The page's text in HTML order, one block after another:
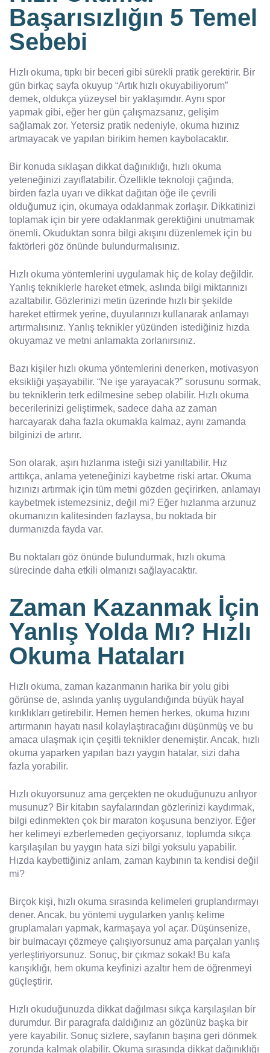
Başarısızlığın 5 Temel
Sebebi
Hızlı okuma, tıpkı bir beceri gibi sürekli pratik gerektirir. Bir
gün birkaç sayfa okuyup “Artık hızlı okuyabiliyorum”
demek, oldukça yüzeysel bir yaklaşımdır. Aynı spor
yapmak gibi, eğer her gün çalışmazsanız, gelişim
sağlamak zor. Yetersiz pratik nedeniyle, okuma hızınız
artmayacak ve yapılan birikim hemen kaybolacaktır.
Bir konuda sıklaşan dikkat dağınıklığı, hızlı okuma
yeteneğinizi zayıflatabilir. Özellikle teknoloji çağında,
birden fazla uyarı ve dikkat dağıtan öğe ile çevrili
olduğumuz için, okumaya odaklanmak zorlaşır. Dikkatinizi
toplamak için bir yere odaklanmak gerektiğini unutmamak
önemli. Okuduktan sonra bilgi akışını düzenlemek için bu
faktörleri göz önünde bulundurmalısınız.
Hızlı okuma yöntemlerini uygulamak hiç de kolay değildir.
Yanlış tekniklerle hareket etmek, aslında bilgi miktarınızı
azaltabilir. Gözlerinizi metin üzerinde hızlı bir şekilde
hareket ettirmek yerine, duyularınızı kullanarak anlamayı
artırmalısınız. Yanlış teknikler yüzünden istediğiniz hızda
okuyamaz ve metni anlamakta zorlanırsınız.
Bazı kişiler hızlı okuma yöntemlerini denerken, motivasyon
eksikliği yaşayabilir. “Ne işe yarayacak?” sorusunu sormak,
bu tekniklerin terk edilmesine sebep olabilir. Hızlı okuma
becerilerinizi geliştirmek, sadece daha az zaman
harcayarak daha fazla okumakla kalmaz, aynı zamanda
bilginizi de artırır.
Son olarak, aşırı hızlanma isteği sizi yanıltabilir. Hız
arttıkça, anlama yeteneğinizi kaybetme riski artar. Okuma
hızınızı artırmak için tüm metni gözden geçirirken, anlamayı
kaybetmek istemezsiniz, değil mi? Eğer hızlanma arzunuz
okumanızın kalitesinden fazlaysa, bu noktada bir
durmanızda fayda var.
Bu noktaları göz önünde bulundurmak, hızlı okuma
sürecinde daha etkili olmanızı sağlayacaktır.
Zaman Kazanmak İçin
Yanlış Yolda Mı? Hızlı
Okuma Hataları
Hızlı okuma, zaman kazanmanın harika bir yolu gibi
görünse de, aslında yanlış uygulandığında büyük hayal
kırıklıkları getirebilir. Hemen hemen herkes, okuma hızını
artırmanın hayatı nasıl kolaylaştıracağını düşünmüş ve bu
amaca ulaşmak için çeşitli teknikler denemiştir. Ancak, hızlı
okuma yaparken yapılan bazı yaygın hatalar, sizi daha
fazla yorabilir.
Hızlı okuyorsunuz ama gerçekten ne okuduğunuzu anlıyor
musunuz? Bir kitabın sayfalarından gözlerinizi kaydırmak,
bilgi edinmekten çok bir maraton koşusuna benziyor. Eğer
her kelimeyi ezberlemeden geçiyorsanız, toplumda sıkça
karşılaşılan bu yaygın hata sizi bilgi yoksulu yapabilir.
Hızda kaybettiğiniz anlam, zaman kaybının ta kendisi değil
mi?
Birçok kişi, hızlı okuma sırasında kelimeleri gruplandırmayı
dener. Ancak, bu yöntemi uygularken yanlış kelime
gruplamaları yapmak, karmaşaya yol açar. Düşünsenize,
bir bulmacayı çözmeye çalışıyorsunuz ama parçaları yanlış
yerleştiriyorsunuz. Sonuç, bir çıkmaz sokak! Bu kafa
karışıklığı, hem okuma keyfinizi azaltır hem de öğrenmeyi
güçleştirir.
Hızlı okuduğunuzda dikkat dağılması sıkça karşılaşılan bir
durumdur. Bir paragrafa daldığınız an gözünüz başka bir
yere kayabilir. Sonuç sizlere, sayfanın başına geri dönmek
zorunda kalmak olabilir. Okuma sırasında dikkat dağınıklığı